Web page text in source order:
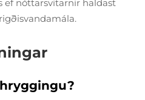
nóttarsvitarnir haldast